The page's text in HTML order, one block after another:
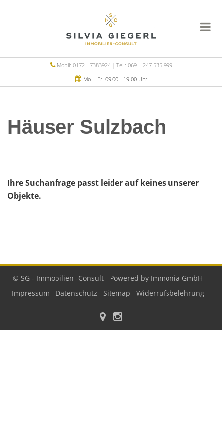
Mobil: 0172 - 7383924 | Tel.: 069 – 247 535 999
Mo. - Fr. 09.00 - 19.00 Uhr
Häuser Sulzbach
Ihre Suchanfrage passt leider auf keines unserer
Objekte.
© SG - Immobilien -Consult
Powered by Immonia GmbH
Impressum
Datenschutz Sitemap Widerrufsbelehrung